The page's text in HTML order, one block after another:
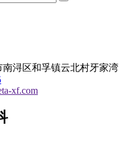
南浔区和孚镇云北村牙家湾
xf.com